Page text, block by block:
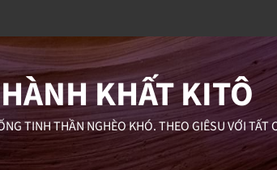
HÀNH KHẤT KITÔ
TINH THẦN NGHÈO KHÓ. THEO GIÊSU VỚI TẤT